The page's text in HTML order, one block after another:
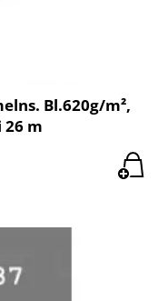
Bl.620g/m²,
26 m